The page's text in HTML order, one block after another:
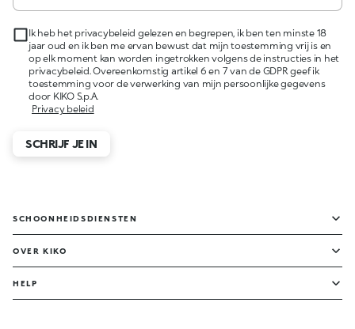
Ik heb het privacybeleid gelezen en begrepen, ik ben ten minste 18
jaar oud en ik ben me ervan bewust dat mijn toestemming vrij is en
op elk moment kan worden ingetrokken volgens de instructies in het
privacybeleid. Overeenkomstig artikel 6 en 7 van de GDPR geef ik
toestemming voor de verwerking van mijn persoonlijke gegevens
door KIKO S.p.A.
Privacy beleid
SCHRIJF JE IN
SCHOONHEIDSDIENSTEN
OVER KIKO
HELP